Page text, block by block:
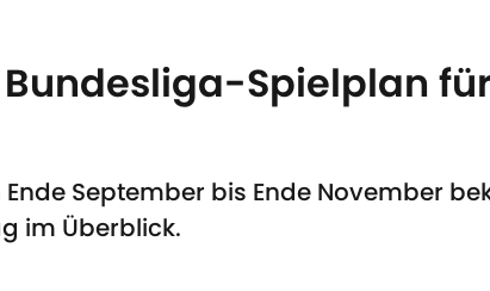
Spielplan
September bis Ende November
im Überblick.